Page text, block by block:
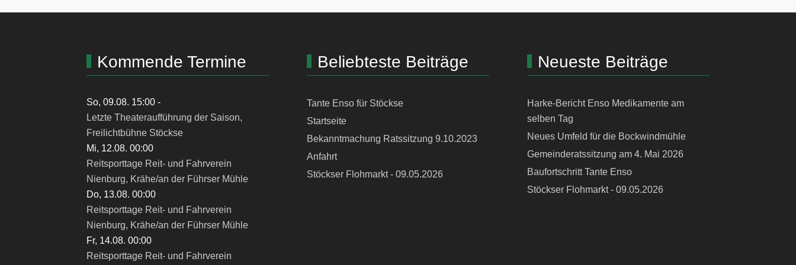
Kommende Termine
So, 09.08. 15:00 -
Letzte Theateraufführung der Saison,
Freilichtbühne Stöckse
Mi, 12.08. 00:00
Reitsporttage Reit- und Fahrverein
Nienburg, Krähe/an der Führser Mühle
Do, 13.08. 00:00
Reitsporttage Reit- und Fahrverein
Nienburg, Krähe/an der Führser Mühle
Fr, 14.08. 00:00
Reitsporttage Reit- und Fahrverein
Beliebteste Beiträge
Tante Enso für Stöckse
Startseite
Bekanntmachung Ratssitzung 9.10.2023
Anfahrt
Stöckser Flohmarkt - 09.05.2026
Neueste Beiträge
Harke-Bericht Enso Medikamente am
selben Tag
Neues Umfeld für die Bockwindmühle
Gemeinderatssitzung am 4. Mai 2026
Baufortschritt Tante Enso
Stöckser Flohmarkt - 09.05.2026